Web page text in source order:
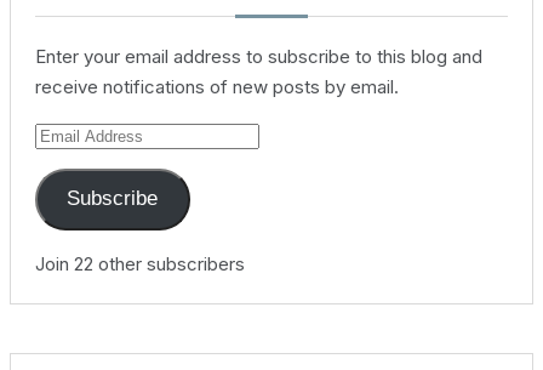
Enter your email address to subscribe to this blog and
receive notifications of new posts by email.
Email
Address
Subscribe
Join 22 other subscribers